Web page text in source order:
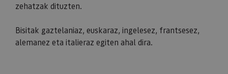
zehatzak dituzten.
Bisitak gaztelaniaz, euskaraz, ingelesez, frantsesez,
alemanez eta italieraz egiten ahal dira.